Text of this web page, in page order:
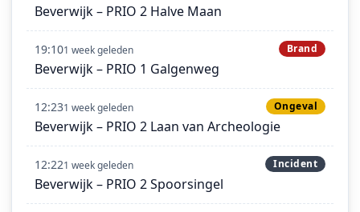
Beverwijk – PRIO 2 Halve Maan
19:101 week geleden Brand
Beverwijk – PRIO 1 Galgenweg
12:231 week geleden Ongeval
Beverwijk – PRIO 2 Laan van Archeologie
12:221 week geleden Incident
Beverwijk – PRIO 2 Spoorsingel